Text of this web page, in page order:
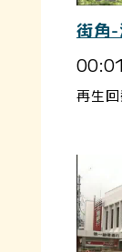
街角
再生